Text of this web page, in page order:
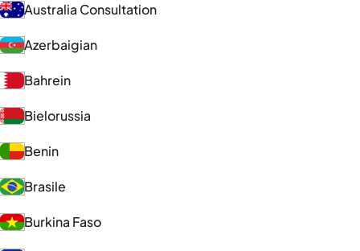
Australia Consultation
Azerbaigian
Bahrein
Bielorussia
Benin
Brasile
Burkina Faso